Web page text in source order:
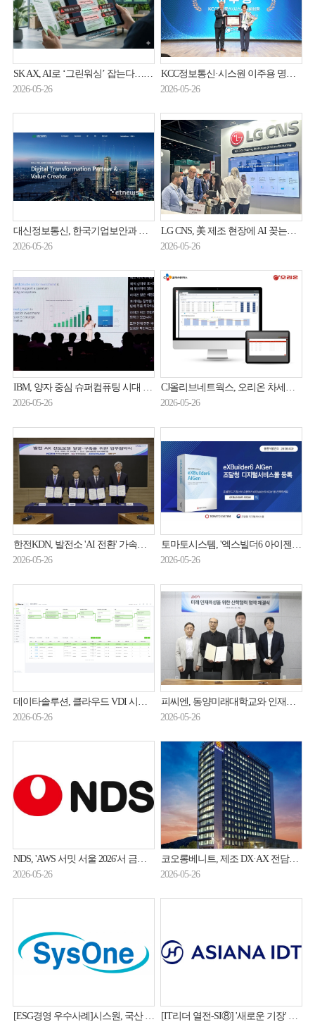
SK AX, AI로 ‘그린워싱’ 잡는다…ESG 리스크 관리 강화
2026-05-26
KCC정보통신·시스원 이주용 명예회장, 2026 한국경영학회 ‘대한민국 경영자대상’
2026-05-26
대신정보통신, 한국기업보안과 인증서 자동화 관리 솔루션 'UCLM' 총판 계약
2026-05-26
LG CNS, 美 제조 현장에 AI 꽂는다…61억 달러 시장 정조준
2026-05-26
IBM, 양자 중심 슈퍼컴퓨팅 시대 예고…“올해 양자 우위 입증할 것”
2026-05-26
CJ올리브네트웍스, 오리온 차세대 품질관리시스템 구축
2026-05-26
한전KDN, 발전소 'AI 전환' 가속화…다자간 업무협약
2026-05-26
토마토시스템, '엑스빌더6 아이젠' 조달청 디지털서비스몰 등록
2026-05-26
데이타솔루션, 클라우드 VDI 시장 공략 박차
2026-05-26
피씨엔, 동양미래대학교와 인재육성 산학협력 MOU 체결
2026-05-26
NDS, 'AWS 서밋 서울 2026'서 금융사 클라우드 전환 사례 발표
2026-05-26
코오롱베니트, 제조 DX·AX 전담조직 띄웠다…외부 고객 확보 속도전
2026-05-26
[ESG경영 우수사례]시스원, 국산 NPU 기반 '저전력 AX' 시장 정조준…ESG 경영 가속화
[IT리더 열전-SI⑧] '새로운 기장' 아시아나IDT 윤찬의 "대외 AX사업 확장"